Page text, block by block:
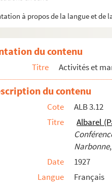
à propos de la langue et de
du contenu
Titre Activités et
du contenu
Cote
ALB 3.12
Titre
Albarel
Narbonne
Date
1927
Langue
Français